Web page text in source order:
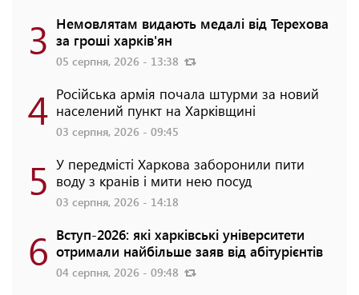
3 Немовлятам видають медалі від Терехова
за гроші харків'ян
05 серпня, 2026 - 13:38
4 Російська армія почала штурми за новий
населений пункт на Харківщині
03 серпня, 2026 - 09:45
5 У передмісті Харкова заборонили пити
воду з кранів і мити нею посуд
03 серпня, 2026 - 14:18
6 Вступ-2026: які харківські університети
отримали найбільше заяв від абітурієнтів
04 серпня, 2026 - 09:48